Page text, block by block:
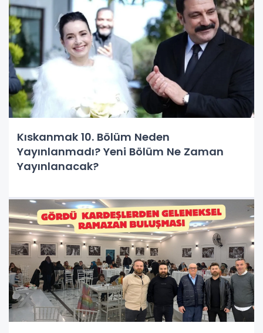
Kıskanmak 10. Bölüm Neden
Yayınlanmadı? Yeni Bölüm Ne Zaman
Yayınlanacak?